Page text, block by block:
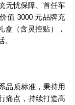
无忧保障、首任车
值 3000 元品牌充
盒（含灵控贴），
品质标准，秉持用
痛点，持续打造高